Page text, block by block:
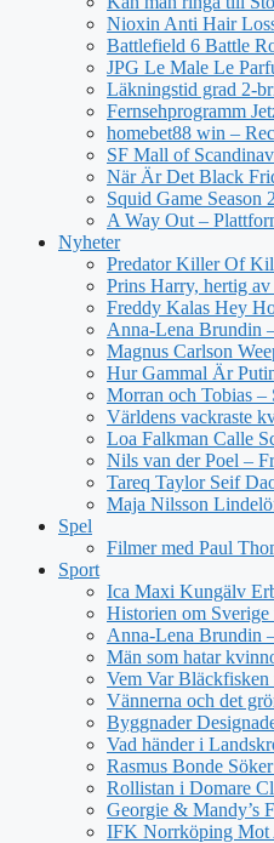
Nioxin Anti Hair
Battlefield 6 Battle
JPG Le Male Le
Läkningstid grad 2-
Fernsehprogramm
homebet88 win –
SF Mall of
När Är Det Black
Squid Game Season
A Way Out –
Nyheter
Predator Killer Of
Prins Harry, hertig
Freddy Kalas Hey
Anna-Lena Brundin
Magnus Carlson
Hur Gammal Är
Morran och Tobias –
Världens vackraste
Loa Falkman Calle
Nils van der Poel –
Tareq Taylor Seif
Maja Nilsson
Spel
Filmer med Paul
Sport
Ica Maxi Kungälv
Historien om
Anna-Lena Brundin
Män som hatar
Vem Var Bläckfisken
Vännerna och det
Byggnader
Vad händer i
Rasmus Bonde
Rollistan i Domare
Georgie & Mandy’s
IFK Norrköping Mot